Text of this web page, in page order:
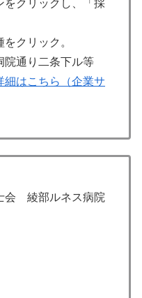
をクリックし、「採
クリック。
院通り二条下ル等
細はこちら（企業サ
会 綾部ルネス病院